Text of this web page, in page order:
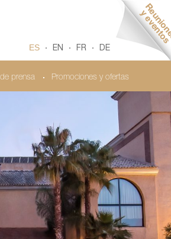
ES EN FR DE
prensa Promociones y ofertas